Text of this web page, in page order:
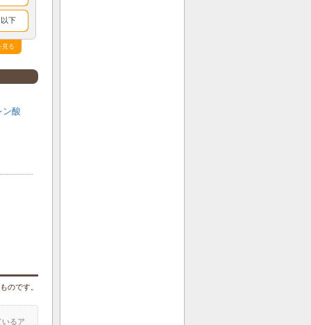
下
見る
魚肉
ート
麦
ン酸
のです。
るア